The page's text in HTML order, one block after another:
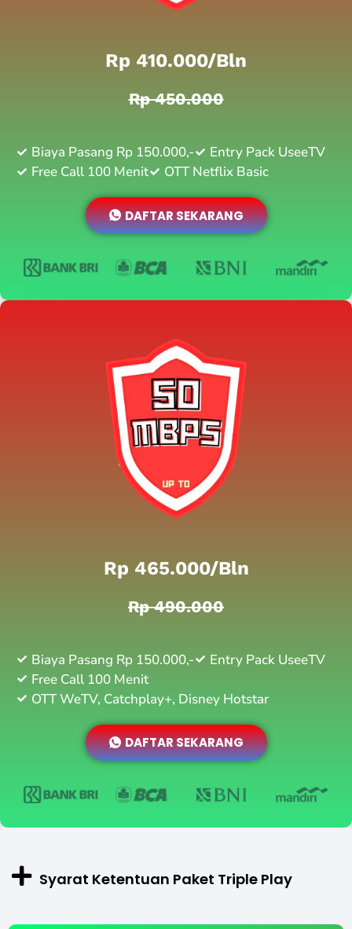
Rp 410.000/bln
Rp 450.000
Biaya Pasang Rp 150.000,-
Entry Pack UseeTV
Free Call 100 Menit
OTT Netflix Basic
DAFTAR SEKARANG
Rp 465.000/bln
Rp 490.000
Biaya Pasang Rp 150.000,-
Entry Pack UseeTV
Free Call 100 Menit
OTT WeTV, Catchplay+, Disney Hotstar
DAFTAR SEKARANG
Syarat Ketentuan Paket Triple Play